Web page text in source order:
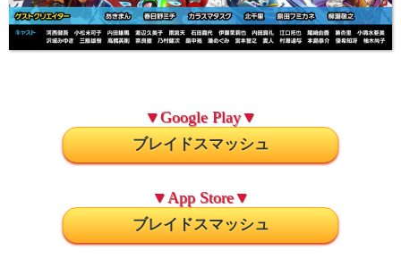
▼Google Play▼
ブレイドスマッシュ
▼App Store▼
ブレイドスマッシュ